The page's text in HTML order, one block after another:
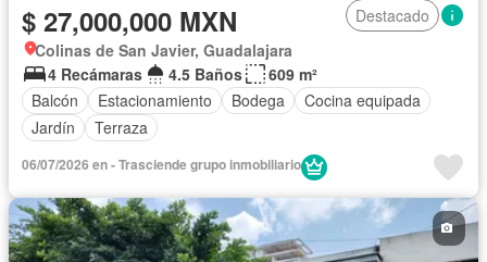
$ 27,000,000 MXN
Destacado
Colinas de San Javier, Guadalajara
4 Recámaras
4.5 Baños
609 m²
Balcón
Estacionamiento Bodega
Cocina equipada
Jardín
Terraza
06/07/2026 en - Trasciende grupo inmobiliario